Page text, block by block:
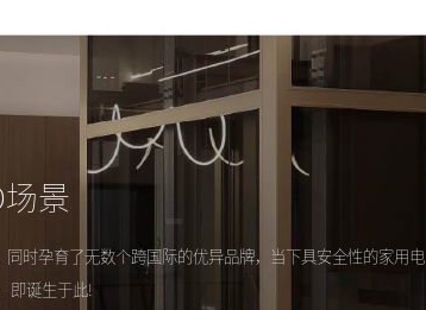
景
时孕育了无数个跨国际的优异品牌，当下具安全性的家用电
诞生于此!